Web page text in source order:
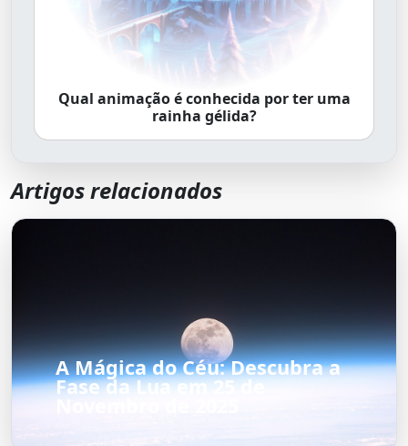
Qual animação é conhecida por ter uma
rainha gélida?
Artigos relacionados
A Mágica do Céu: Descubra a
Fase da Lua em 25 de